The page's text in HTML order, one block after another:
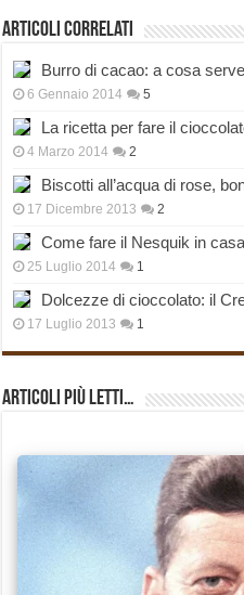
Articoli correlati
Burro di cacao: a cosa
6 Gennaio 2014 5
La ricetta per fare il
4 Marzo 2014 2
Biscotti all’acqua di rose,
17 Dicembre 2013 2
Come fare il Nesquik in casa
25 Luglio 2014 1
Dolcezze di cioccolato: il
17 Luglio 2013 1
Articoli più Letti…